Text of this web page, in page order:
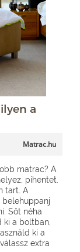
a
Matrac.hu
matrac? A
pihentet.
tart. A
Sőt néha
ki a boltban,
ki a
extra